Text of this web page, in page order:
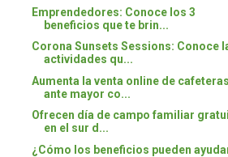
Emprendedores: Conoce los 3
beneficios que te brin...
Corona Sunsets Sessions: Conoce
actividades qu...
Aumenta la venta online de cafeteras
ante mayor co...
Ofrecen día de campo familiar
en el sur d...
¿Cómo los beneficios pueden